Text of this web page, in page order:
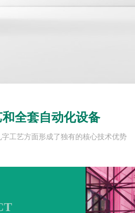
全套自动化设备
工艺方面形成了独有的核心技术优势